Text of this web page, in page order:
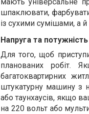
шпаклювати,
із сухими сумішами, а й
Напруга та потужність
Для того, щоб
планованих робіт.
багатоквартирних
штукатурну машину з
або таунхаусів, якщо
на 220 вольт або